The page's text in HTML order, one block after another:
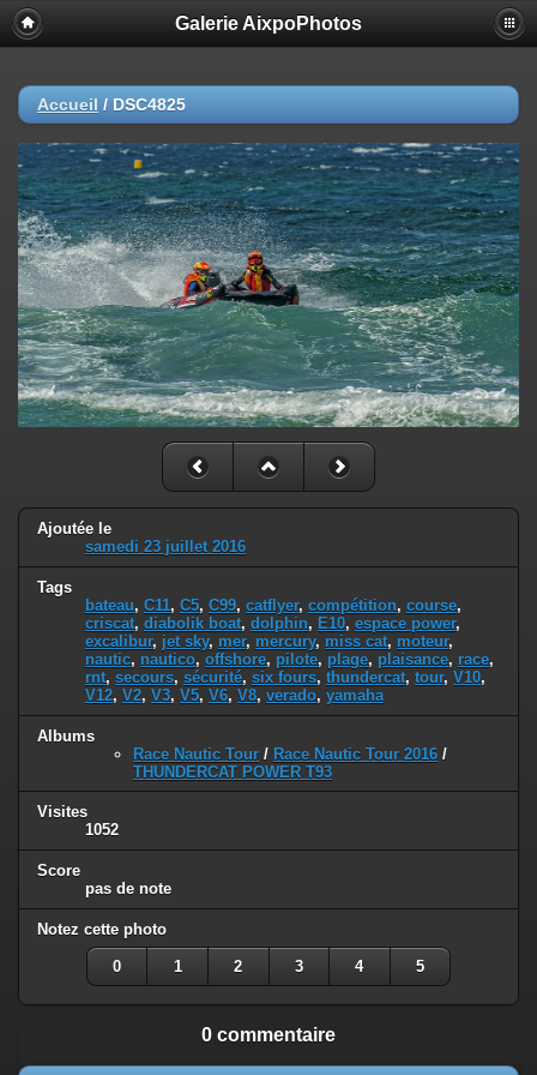
Galerie AixpoPhotos
Accueil / DSC4825
Ajoutée le
samedi 23 juillet 2016
Tags
bateau, C11, C5, C99, catflyer, compétition, course,
criscat, diabolik boat, dolphin, E10, espace power,
excalibur, jet sky, mer, mercury, miss cat, moteur,
nautic, nautico, offshore, pilote, plage, plaisance, race,
rnt, secours, sécurité, six fours, thundercat, tour, V10,
V12, V2, V3, V5, V6, V8, verado, yamaha
Albums
Race Nautic Tour / Race Nautic Tour 2016 /
THUNDERCAT POWER T93
Visites
1052
Score
pas de note
Notez cette photo
0 1 2 3 4 5
0 commentaire